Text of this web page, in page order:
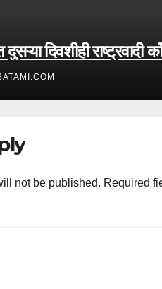
दुसऱ्या दिवशीही
not be published. Required